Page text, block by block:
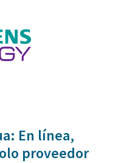
En línea,
proveedor